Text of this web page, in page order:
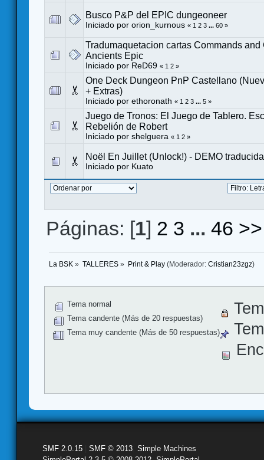
Busco P&P del EPIC dungeoneer
Iniciado por orion_kurnous « 1 2 3 ... 60 »
Tradumaquetacion cartas Commands and
Ancients Epic
Iniciado por ReD69 « 1 2 »
One Deck Dungeon PnP Castellano
+ Extras)
Iniciado por ethoronath « 1 2 3 ... 5 »
Juego de Tronos: El Juego de Tablero.
Rebelión de Robert
Iniciado por shelguera « 1 2 »
Noël En Juillet (Unlock!) - DEMO traducida
Iniciado por Kuato
Páginas: [1] 2 3 ...46 >>
La BSK » TALLERES» Print & Play(Moderador: Cristian23zgz)
Tema normal
Tema candente (Más de 20 respuestas)
Tema muy candente (Más de 50 respuestas)
SMF 2.0.15 SMF © 2013 Simple Machines